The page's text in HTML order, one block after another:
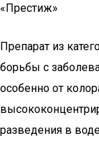
«Престиж»
Препарат из
борьбы с
особенно от
разведения в